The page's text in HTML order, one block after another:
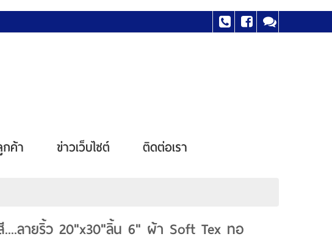
ค้า ข่าวเว็บไซต์ ติดต่อเรา
ลายริ้ว 20"x30"ลิ้น 6" ผ้า Soft Tex ทอ